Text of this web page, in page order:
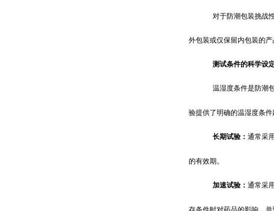
对于防潮包装挑战
外包装或仅保留内包装的产
测试条件的科学设
温湿度条件是防潮
验提供了明确的温湿度条件
长期试验： 通常采用
的有效期。
加速试验： 通常采用